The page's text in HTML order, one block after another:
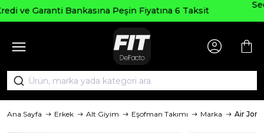
Peşin Fiyatına 6 Taksit
Seçili Ürünlerde ₺2000
Ana Sayfa Erkek Alt Giyim Eşofman Takımı Marka Air